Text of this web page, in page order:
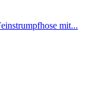
mit...